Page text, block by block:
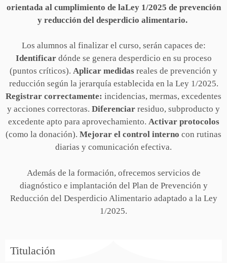
orientada al cumplimiento de laLey 1/2025 de prevención
y reducción del desperdicio alimentario.
Los alumnos al finalizar el curso, serán capaces de:
Identificardónde se genera desperdicio en su proceso
(puntos críticos). Aplicar medidas reales de prevención y
reducción según la jerarquía establecida en la Ley 1/2025.
Registrar correctamente: incidencias, mermas, excedentes
y acciones correctoras. Diferenciar residuo, subproducto y
excedente apto para aprovechamiento. Activar protocolos
(como la donación). Mejorar el control interno con rutinas
diarias y comunicación efectiva.
Además de la formación, ofrecemos servicios de
diagnóstico e implantación del Plan de Prevención y
Reducción del Desperdicio Alimentario adaptado a la Ley
1/2025.
Titulación